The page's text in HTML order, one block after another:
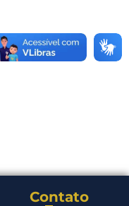
Contato